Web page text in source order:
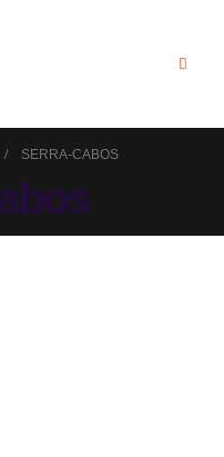
SERRA-CABOS